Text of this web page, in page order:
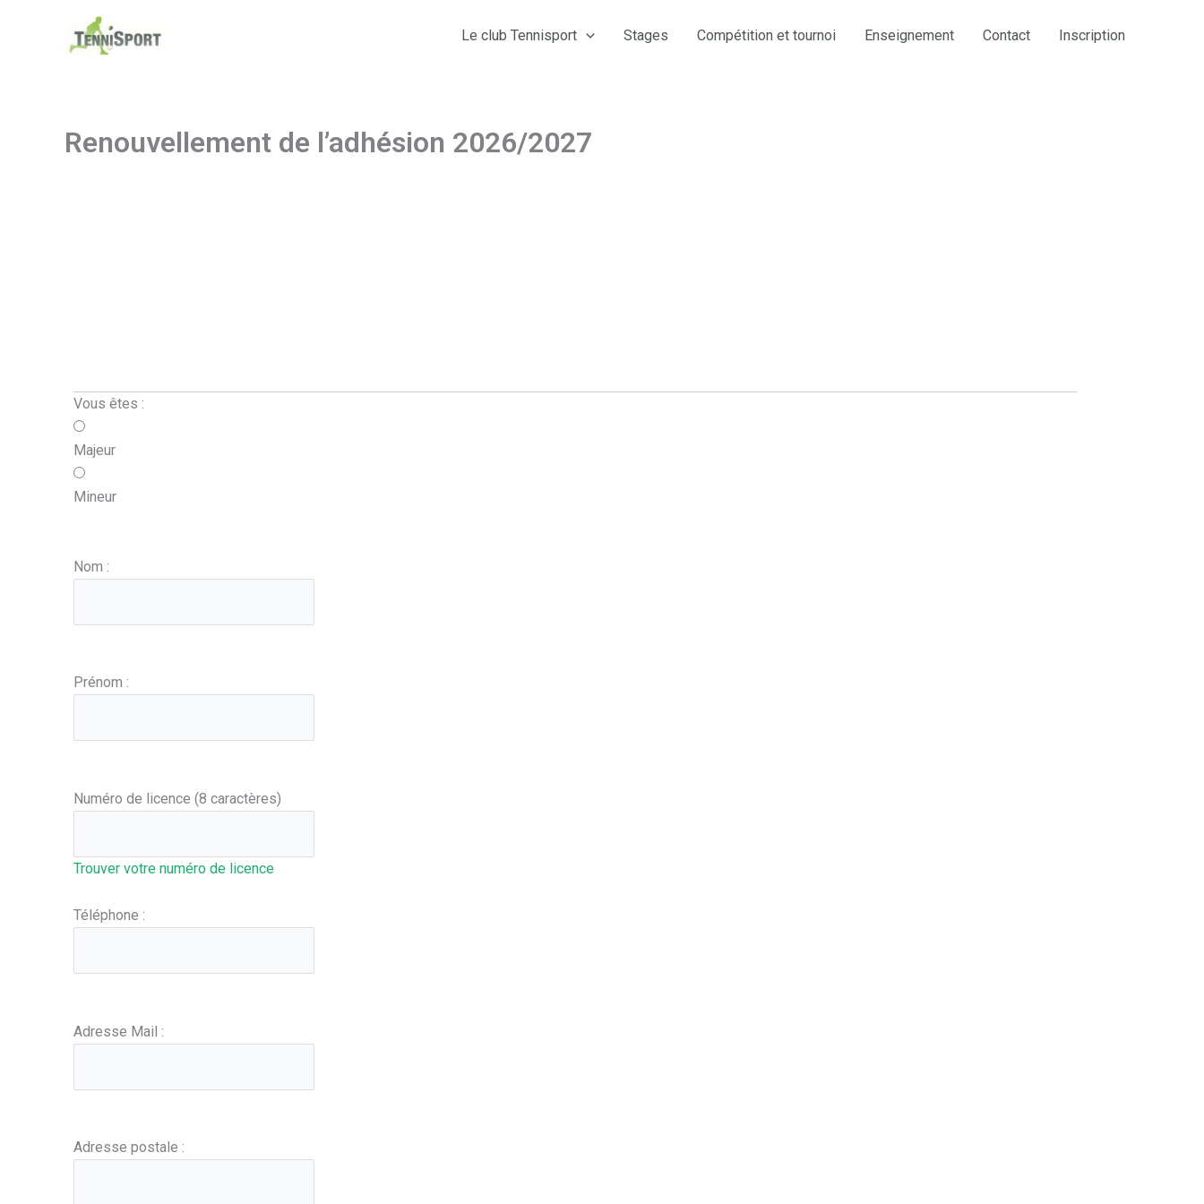
Le club Tennisport Stages Compétition et tournoi Enseignement Contact Inscription
Renouvellement de l’adhésion 2026/2027
Vous êtes :
Majeur
Mineur
Nom :
Prénom :
Numéro de licence (8 caractères)
Trouver votre numéro de licence
Téléphone :
Adresse Mail :
Adresse postale :